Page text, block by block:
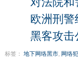
欧洲刑
黑客攻击
标签： 地下网络黑市, 网络